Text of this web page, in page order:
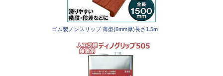
ゴム製ノンスリップ 薄型(6mm厚)長さ1.5m